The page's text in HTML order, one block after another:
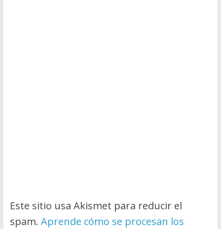
Este sitio usa Akismet para reducir el
spam. Aprende cómo se procesan los